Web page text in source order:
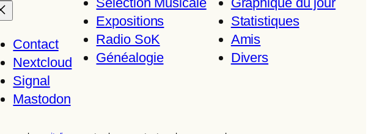
Contact
Nextcloud
Signal
Mastodon
Expositions
Radio SoK
Généalogie
Statistiques
Amis
Divers